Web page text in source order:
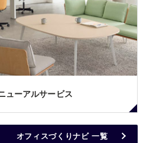
ューアルサービス
オフィスづくりナビ 一覧